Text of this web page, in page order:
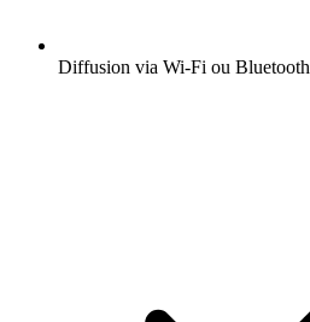
Diffusion via Wi-Fi ou Bluetooth